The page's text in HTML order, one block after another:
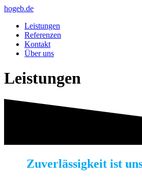
hogeb.de
Leistungen
Referenzen
Kontakt
Über uns
Leistungen
Zuverlässigkeit ist